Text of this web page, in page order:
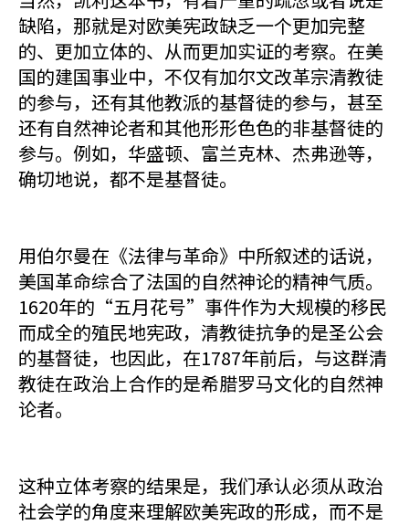
缺陷，那就是对欧美宪政缺乏一个更加完整
的、更加立体的、从而更加实证的考察。在美
国的建国事业中，不仅有加尔文改革宗清教徒
的参与，还有其他教派的基督徒的参与，甚至
还有自然神论者和其他形形色色的非基督徒的
参与。例如，华盛顿、富兰克林、杰弗逊等，
确切地说，都不是基督徒。
用伯尔曼在《法律与革命》中所叙述的话说，
美国革命综合了法国的自然神论的精神气质。
1620年的“五月花号”事件作为大规模的移民
而成全的殖民地宪政，清教徒抗争的是圣公会
的基督徒，也因此，在1787年前后，与这群清
教徒在政治上合作的是希腊罗马文化的自然神
论者。
这种立体考察的结果是，我们承认必须从政治
社会学的角度来理解欧美宪政的形成，而不是